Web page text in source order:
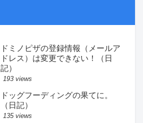
ドミノピザの登録情報（メールア
ドレス）は変更できない！（日
記）
193 views
ドッグフーディングの果てに。
（日記）
135 views